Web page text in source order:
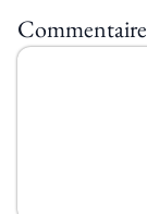
Commentaire